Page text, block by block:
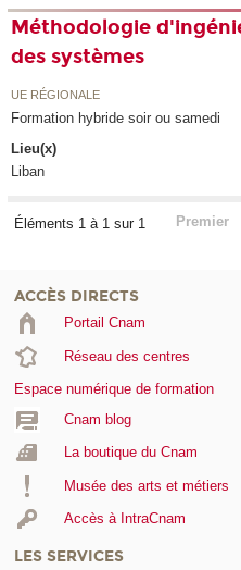
Méthodologie
des systèmes
UE RÉGIONALE
Formation hybride soir ou samedi
Lieu(x)
Liban
Éléments 1 à 1 sur 1 Premier
ACCÈS DIRECTS
Portail Cnam
Réseau des centres
Espace numérique de formation
Cnam blog
La boutique du Cnam
Musée des arts et métiers
Accès à IntraCnam
LES SERVICES